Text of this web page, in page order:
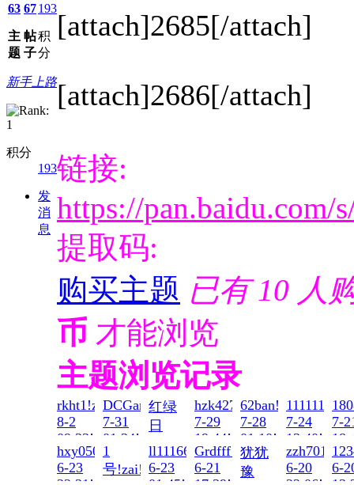
63
主
题
67
帖
子
193
积
分
新手上路
积分
193
发
消
息
[attach]2685[/attach]
[attach]2686[/attach]
链接:
https://
提取码:
购买主题 已有 10 人
币 才能浏览
主题浏览记录
rkht1!zai!2026-
8-2
09:33!read!
DCGang!zai!2026-
7-31
01:34!read!
红绿
日
后!zai!2026-
7-30
12:03!read!
hzk427!zai!2026-
7-29
19:44!read!
62ban!zai!2026-
7-28
01:10!read!
7-24
13:40!read!
7-
hxy050923!zai!2026-
6-23
1
号!zai!2026-
ll111666!zai!2026-
6-23
Grdfff!zai!2026-
6-21
犹犹
豫
6-20
6-